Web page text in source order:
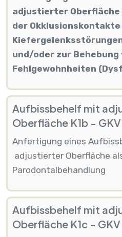
adjustierter
der Okklusionskontakte
und/oder zur Behebung
Fehlgewohnheiten
Aufbissbehelf mit
Oberfläche K1b - GKV
Anfertigung eines
adjustierter Oberfläche
Parodontalbehandlung
Aufbissbehelf mit
Oberfläche K1c - GKV